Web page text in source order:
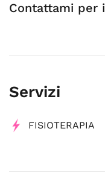
Contattami per
Servizi
FISIOTERAPIA